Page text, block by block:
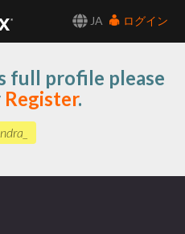
JA
ログイン
full profile please
Register.